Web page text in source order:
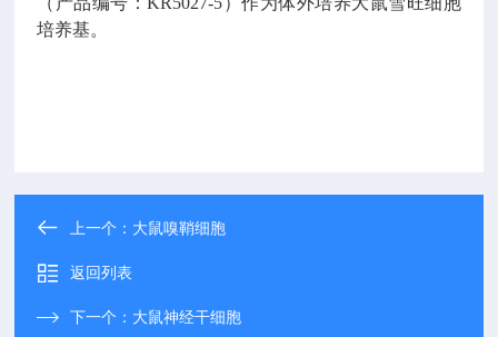
培养基。
上一个： 大鼠嗅鞘细胞
返回列表
下一个： 大鼠神经干细胞